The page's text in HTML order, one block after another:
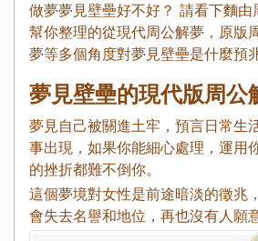
做夢夢見壁壘好不好？ 請看下麵由
幫你整理的從現代周公解夢，原版
夢等多個角度對夢見壁壘是什麼預
夢見壁壘的現代版周公
夢見自己被關進土牢，預言日常生
事出現，如果你能細心處理，運用
的挫折都難不倒你。
這個夢境對女性是前途暗淡的徵兆
會失去名譽和地位，再也沒有人願